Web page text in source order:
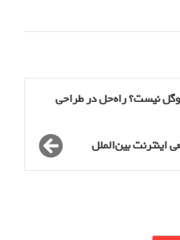
نیست؟ راه‌حل در طراحی
بین‌الملل